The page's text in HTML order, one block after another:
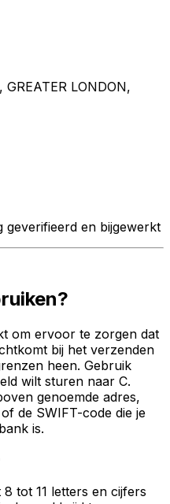
LONDON,
geverifieerd en bijgewerkt
om ervoor te zorgen dat
bij het verzenden
heen. Gebruik
wilt sturen naar C.
genoemde adres,
de SWIFT-code die je
is.
tot 11 letters en cijfers